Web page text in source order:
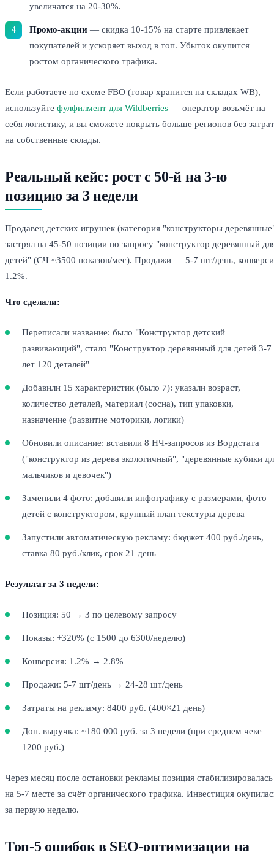
увеличатся на 20-30%.
Промо-акции — скидка 10-15% на старте привлекает
покупателей и ускоряет выход в топ. Убыток окупится
ростом органического трафика.
Если работаете по схеме FBO (товар хранится на складах WB),
используйте фулфилмент для Wildberries — оператор возьмёт на
себя логистику, и вы сможете покрыть больше регионов без затрат
на собственные склады.
Реальный кейс: рост с 50-й на 3-ю
позицию за 3 недели
Продавец детских игрушек (категория "конструкторы
застрял на 45-50 позиции по запросу "конструктор деревянный
детей" (СЧ ~3500 показов/мес). Продажи — 5-7 шт/день,
1.2%.
Что сделали:
Переписали название: было "Конструктор детский
развивающий", стало "Конструктор деревянный для детей 3-7
лет 120 деталей"
Добавили 15 характеристик (было 7): указали возраст,
количество деталей, материал (сосна), тип упаковки,
назначение (развитие моторики, логики)
Обновили описание: вставили 8 НЧ-запросов из Вордстата
("конструктор из дерева экологичный", "деревянные кубики
мальчиков и девочек")
Заменили 4 фото: добавили инфографику с размерами, фото
детей с конструктором, крупный план текстуры дерева
Запустили автоматическую рекламу: бюджет 400 руб./день,
ставка 80 руб./клик, срок 21 день
Результат за 3 недели:
Позиция: 50 → 3 по целевому запросу
Показы: +320% (с 1500 до 6300/неделю)
Конверсия: 1.2% → 2.8%
Продажи: 5-7 шт/день → 24-28 шт/день
Затраты на рекламу: 8400 руб. (400×21 день)
Доп. выручка: ~180 000 руб. за 3 недели (при среднем чеке
1200 руб.)
Через месяц после остановки рекламы позиция стабилизировалась
на 5-7 месте за счёт органического трафика. Инвестиция
за первую неделю.
Топ-5 ошибок в SEO-оптимизации на